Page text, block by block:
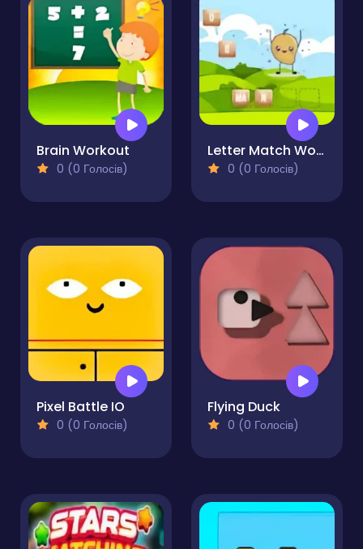
Brain Workout
0 (0 Голосів)
Letter Match Words
0 (0 Голосів)
Pixel Battle IO
0 (0 Голосів)
Flying Duck
0 (0 Голосів)